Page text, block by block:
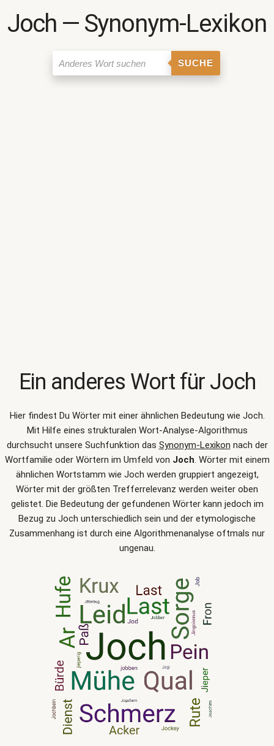
Joch ― Synonym-Lexikon
SUCHE
Ein anderes Wort für Joch
Hier findest Du Wörter mit einer ähnlichen Bedeutung wie Joch.
Mit Hilfe eines strukturalen Wort-Analyse-Algorithmus
durchsucht unsere Suchfunktion das Synonym-Lexikon nach der
Wortfamilie oder Wörtern im Umfeld von Joch. Wörter mit einem
ähnlichen Wortstamm wie Joch werden gruppiert angezeigt,
Wörter mit der größten Trefferrelevanz werden weiter oben
gelistet. Die Bedeutung der gefundenen Wörter kann jedoch im
Bezug zu Joch unterschiedlich sein und der etymologische
Zusammenhang ist durch eine Algorithmenanalyse oftmals nur
ungenau.